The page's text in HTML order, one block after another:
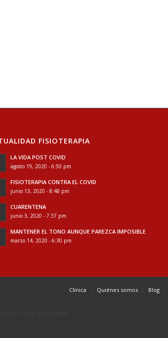
FISIOTERAPIA
LA VIDA POST COVID
agosto 19, 2020 - 6:50 pm
FISIOTERAPIA CONTRA EL COVID
junio 13, 2020 - 8:48 pm
CUARENTENA
junio 3, 2020 - 7:37 pm
MANTENER EL TONO AUNQUE PAREZCA IMPOSIBLE
marzo 14, 2020 - 6:30 pm
Clínica Quiénes somos Blog